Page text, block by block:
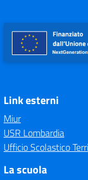
Link esterni
Miur
USR Lombardia
Ufficio Scolastico
La scuola